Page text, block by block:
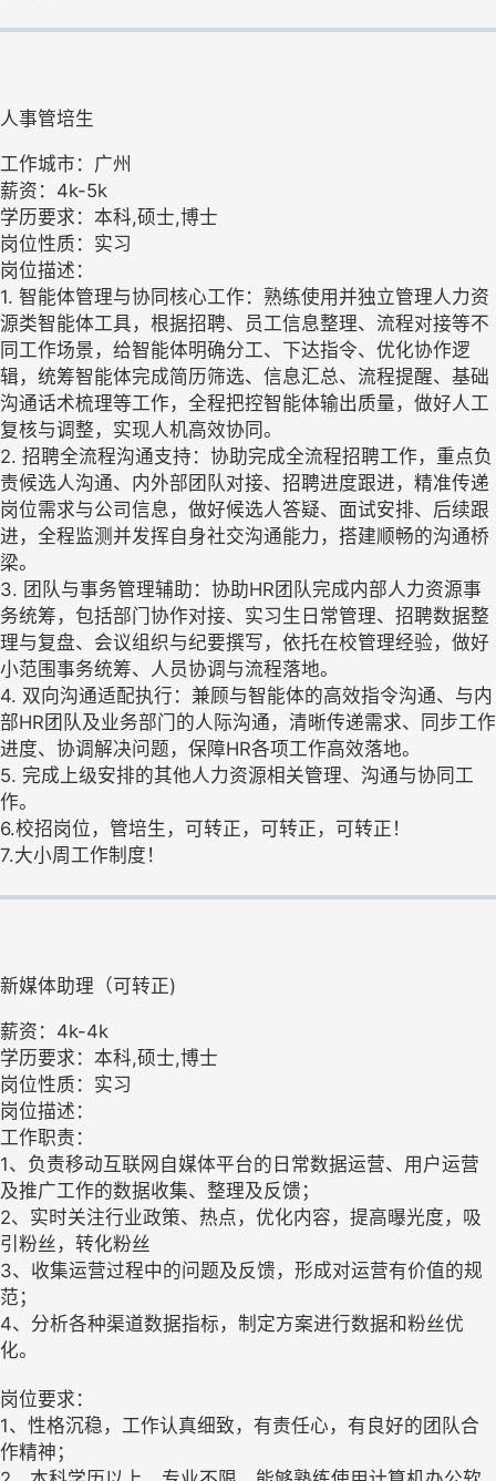
人事管培生
工作城市：广州
薪资：4k-5k
学历要求：本科,硕士,博士
岗位性质：实习
岗位描述：
1. 智能体管理与协同核心工作：熟练使用并独立管理人力资
源类智能体工具，根据招聘、员工信息整理、流程对接等不
同工作场景，给智能体明确分工、下达指令、优化协作逻
辑，统筹智能体完成简历筛选、信息汇总、流程提醒、基础
沟通话术梳理等工作，全程把控智能体输出质量，做好人工
复核与调整，实现人机高效协同。
2. 招聘全流程沟通支持：协助完成全流程招聘工作，重点负
责候选人沟通、内外部团队对接、招聘进度跟进，精准传递
岗位需求与公司信息，做好候选人答疑、面试安排、后续跟
进，全程监测并发挥自身社交沟通能力，搭建顺畅的沟通桥
梁。
3. 团队与事务管理辅助：协助HR团队完成内部人力资源事
务统筹，包括部门协作对接、实习生日常管理、招聘数据整
理与复盘、会议组织与纪要撰写，依托在校管理经验，做好
小范围事务统筹、人员协调与流程落地。
4. 双向沟通适配执行：兼顾与智能体的高效指令沟通、与内
部HR团队及业务部门的人际沟通，清晰传递需求、同步工作
进度、协调解决问题，保障HR各项工作高效落地。
5. 完成上级安排的其他人力资源相关管理、沟通与协同工
作。
6.校招岗位，管培生，可转正，可转正，可转正！
7.大小周工作制度！
新媒体助理（可转正)
薪资：4k-4k
学历要求：本科,硕士,博士
岗位性质：实习
岗位描述：
工作职责：
1、负责移动互联网自媒体平台的日常数据运营、用户运营
及推广工作的数据收集、整理及反馈；
2、实时关注行业政策、热点，优化内容，提高曝光度，吸
引粉丝，转化粉丝
3、收集运营过程中的问题及反馈，形成对运营有价值的规
范；
4、分析各种渠道数据指标，制定方案进行数据和粉丝优
化。
岗位要求：
1、性格沉稳，工作认真细致，有责任心，有良好的团队合
作精神；